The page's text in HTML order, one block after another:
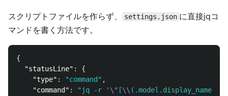
スクリプトファイルを作らず、 settings.json に直接jqコ
マンドを書く方法です。
{
"statusLine" :
{
"type" : "command" ,
"command" : "jq -r ' \" [\\ (.model.display_name)]